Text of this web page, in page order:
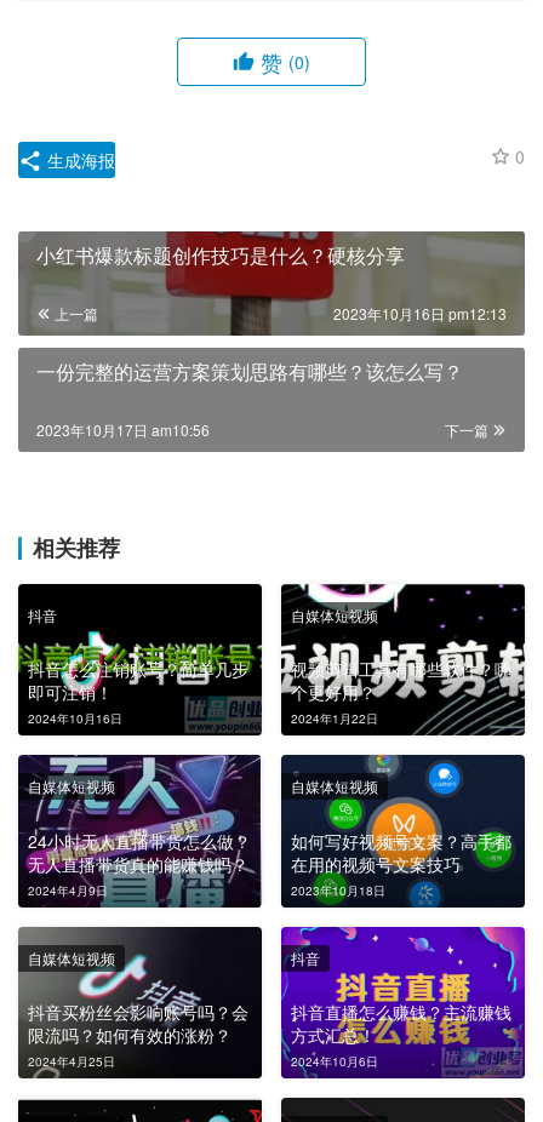
赞 (0)
0
生成海报
小红书爆款标题创作技巧是什么？硬核分享
上一篇 2023年10月16日 pm12:13
一份完整的运营方案策划思路有哪些？该怎么写？
下一篇
2023年10月17日 am10:56
相关推荐
抖音怎么注销账号？简单几步
即可注销！
2024年10月16日
抖音
视频剪辑工具有哪些软件？哪
个更好用？
2024年1月22日
自媒体短视频
24小时无人直播带货怎么做？
无人直播带货真的能赚钱吗？
2024年4月9日
自媒体短视频
如何写好视频号文案？高手都
在用的视频号文案技巧
2023年10月18日
自媒体短视频
抖音买粉丝会影响账号吗？会
限流吗？如何有效的涨粉？
2024年4月25日
自媒体短视频
抖音直播怎么赚钱？主流赚钱
方式汇总！
2024年10月6日
抖音